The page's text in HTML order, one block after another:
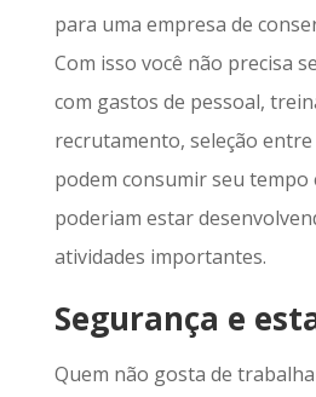
para uma empresa de
Com isso você não precisa
com gastos de pessoal,
recrutamento, seleção
podem consumir seu tempo
poderiam estar
atividades importantes.
Segurança e
Quem não gosta de